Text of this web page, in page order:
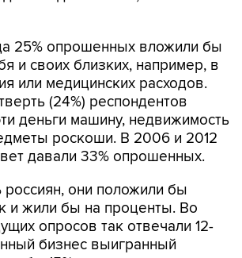
25% опрошенных вложили бы
или медицинских расходов.
(24%) респондентов
деньги машину, недвижимость
роскоши. В 2006 и 2012
давали 33% опрошенных.
россиян, они положили бы
опросов так отвечали 12-
бизнес выигранный
бы 15% участников опроса
прошлых опросов.